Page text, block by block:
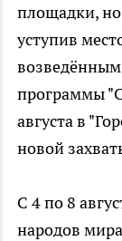
площадки, но
уступив
возведённым
программы
августа в
новой
С 4 по 8
народов